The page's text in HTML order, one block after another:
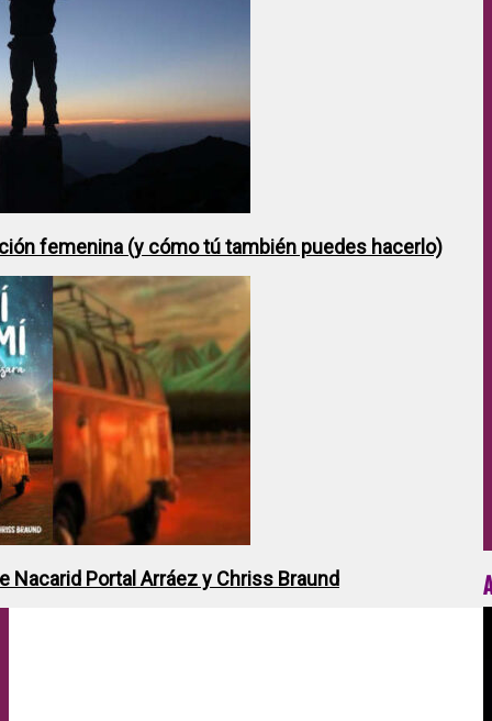
femenina (y cómo tú también puedes hacerlo)
Nacarid Portal Arráez y Chriss Braund